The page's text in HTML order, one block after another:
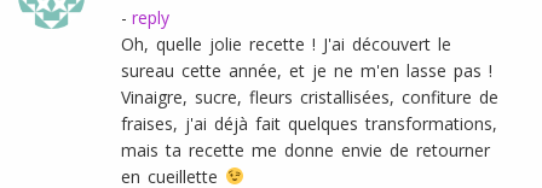
- reply
Oh, quelle jolie recette ! J'ai découvert le
sureau cette année, et je ne m'en lasse pas !
Vinaigre, sucre, fleurs cristallisées, confiture de
fraises, j'ai déjà fait quelques transformations,
mais ta recette me donne envie de retourner
en cueillette